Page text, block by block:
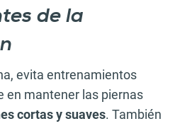
de la
evita entrenamientos
en mantener las piernas
cortas y suaves. También